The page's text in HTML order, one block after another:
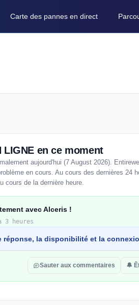
Carte des pannes en direct
LIGNE en ce moment
aujourd'hui (7 August 2026).
en cours. Au cours des dernières 24
cours de la dernière heure.
avec Alceris !
heures
réponse, la disponibilité et la
Sauter aux commentaires 🔔